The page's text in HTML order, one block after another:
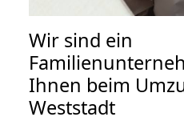
Wir sind ein
Ihnen beim
Weststadt